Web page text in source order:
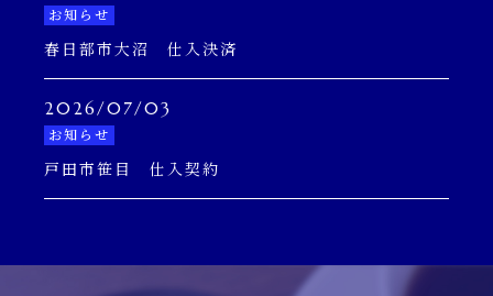
お知らせ
春日部市大沼 仕入決済
2026/07/03
お知らせ
戸田市笹目 仕入契約